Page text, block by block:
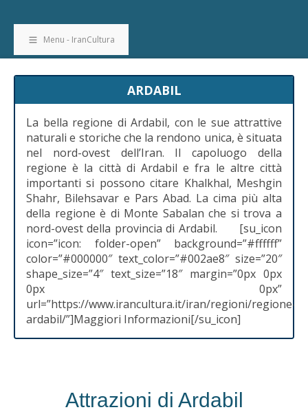
Menu - IranCultura
ARDABIL
La bella regione di Ardabil, con le sue attrattive
naturali e storiche che la rendono unica, è situata
nel nord-ovest dell’Iran. Il capoluogo della
regione è la città di Ardabil e fra le altre città
importanti si possono citare Khalkhal, Meshgin
Shahr, Bilehsavar e Pars Abad. La cima più alta
della regione è di Monte Sabalan che si trova a
nord-ovest della provincia di Ardabil. [su_icon
icon=”icon: folder-open” background=”#ffffff”
color=”#000000″ text_color=”#002ae8″ size=”20″
shape_size=”4″ text_size=”18″ margin=”0px 0px
0px 0px”
url=”https://www.irancultura.it/iran/regioni/regione-
ardabil/”]Maggiori Informazioni[/su_icon]
Attrazioni di Ardabil